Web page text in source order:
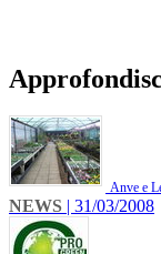
Anve e
NEWS | 31/03/2008